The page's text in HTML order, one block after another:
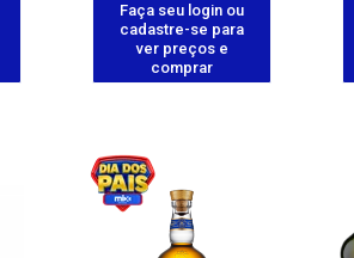
Faça seu login ou
cadastre-se para
ver preços e
comprar